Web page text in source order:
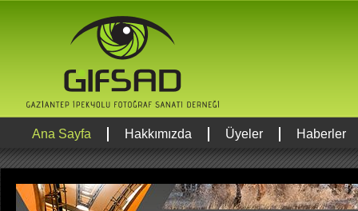
Ana Sayfa Hakkımızda Üyeler Haberler